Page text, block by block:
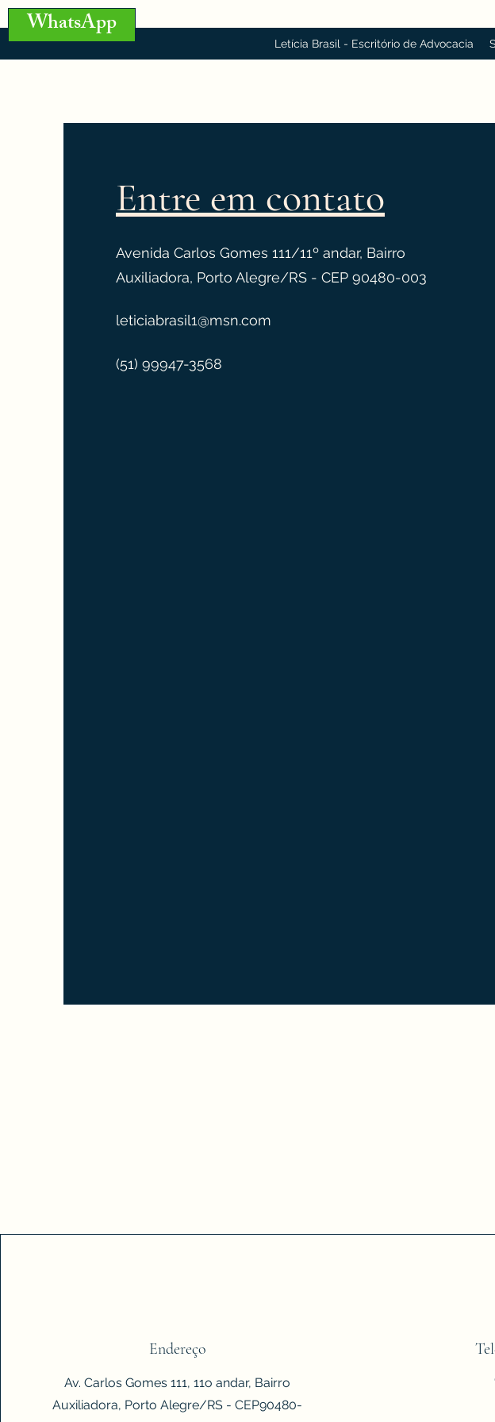
Letícia Brasil - Escritório de Advocacia
WhatsApp
Entre em contato
Avenida Carlos Gomes 111/11º andar, Bairro
Auxiliadora, Porto Alegre/RS - CEP 90480-003
leticiabrasil1@msn.com
(51) 99947-3568
Endereço
Av. Carlos Gomes 111, 11o andar, Bairro
Auxiliadora, Porto Alegre/RS - CEP90480-